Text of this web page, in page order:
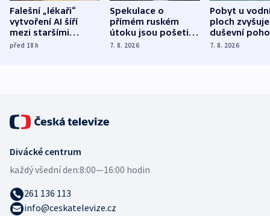
Falešní „lékaři“
vytvoření AI šíří
mezi staršími
Poláky nebezpečné
před 18h
Spekulace o
přímém ruském
útoku jsou pošetilé,
míní estonský
7. 8. 2026
Pobyt u
ploch zvyšuje
duševní
ukázala
7. 8. 2026
Divácké centrum
každý všední den:8:00—16:00 hodin
261 136 113
info@ceskatelevize.cz